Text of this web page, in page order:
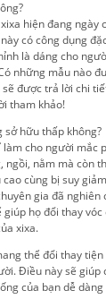
hiện đang ngày
có công dụng
là dáng cho
những mẫu nào
được trả lời chi
tham khảo!
hữu thấp không?
cho người mắc
nằm mà còn
cùng bị suy
gia đã nghiên
họ đổi thay
xixa.
thể đổi thay
Điều này sẽ giúp
của bạn dễ